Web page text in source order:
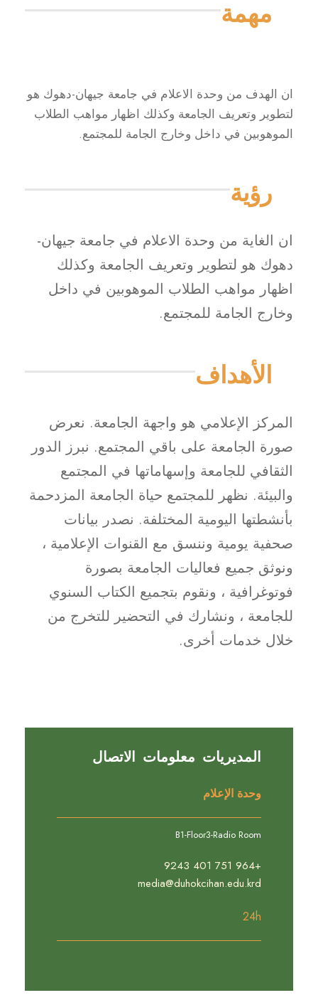
مهمة
ان الهدف من وحدة الاعلام في جامعة جيهان-دهوك هو
لتطوير وتعريف الجامعة وكذلك اظهار مواهب الطلاب
الموهوبين في داخل وخارج الجامة للمجتمع.
رؤية
ان الغاية من وحدة الاعلام في جامعة جيهان-
دهوك هو لتطوير وتعريف الجامعة وكذلك
اظهار مواهب الطلاب الموهوبين في داخل
وخارج الجامة للمجتمع.
الأهداف
المركز الإعلامي هو واجهة الجامعة. نعرض
صورة الجامعة على باقي المجتمع. نبرز الدور
الثقافي للجامعة وإسهاماتها في المجتمع
والبيئة. نظهر للمجتمع حياة الجامعة المزدحمة
بأنشطتها اليومية المختلفة. نصدر بيانات
صحفية يومية وننسق مع القنوات الإعلامية ،
ونوثق جميع فعاليات الجامعة بصورة
فوتوغرافية ، ونقوم بتجميع الكتاب السنوي
للجامعة ، ونشارك في التحضير للتخرج من
خلال خدمات أخرى.
المديريات معلومات الاتصال
وحدة الإعلام
B1-Floor3-Radio Room
+964 751 401 9243
media@duhokcihan.edu.krd
24h